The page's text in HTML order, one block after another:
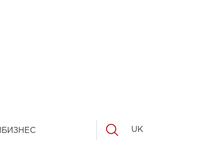
БИЗНЕС UK